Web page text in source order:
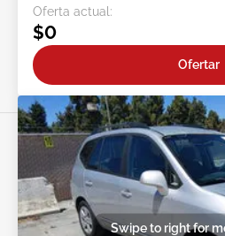
Oferta actual:
$0
Ofertar
Swipe to right for